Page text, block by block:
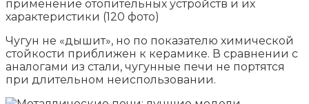
Чугун не «дышит», но по показателю химической
стойкости приближен к керамике. В сравнении с
аналогами из стали, чугунные печи не портятся
при длительном неиспользовании.